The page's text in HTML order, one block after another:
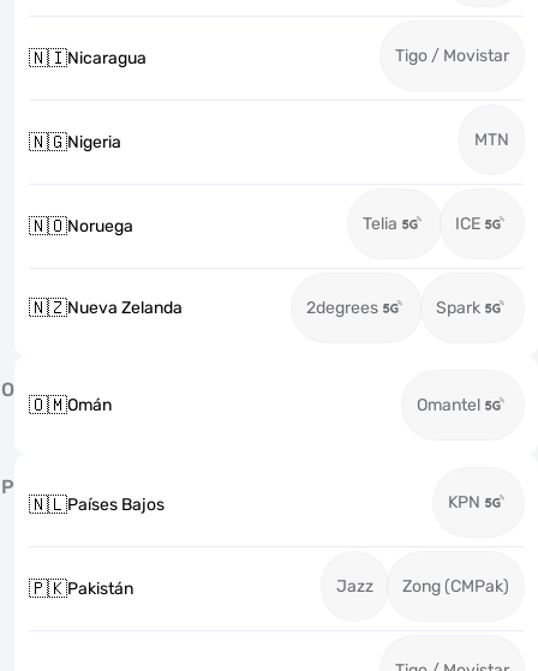
🇳🇮Nicaragua Tigo / Movistar
🇳🇬Nigeria MTN
🇳🇴Noruega Telia ICE
🇳🇿Nueva Zelanda 2degrees Spark
O
🇴🇲Omán Omantel
P
🇳🇱Países Bajos KPN
🇵🇰Pakistán Jazz Zong (CMPak)